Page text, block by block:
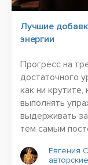
Лучшие
энергии
Прогресс на
достаточного
как ни
выполнять
выдерживать
тем самым
Евгения